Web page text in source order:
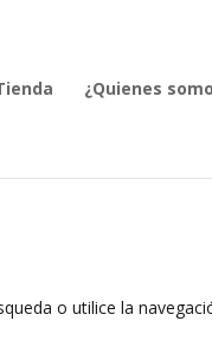
¿Quienes
o utilice la